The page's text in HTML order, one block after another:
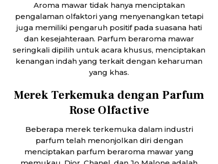
Aroma mawar tidak hanya menciptakan
pengalaman olfaktori yang menyenangkan tetapi
juga memiliki pengaruh positif pada suasana hati
dan kesejahteraan. Parfum beraroma mawar
seringkali dipilih untuk acara khusus, menciptakan
kenangan indah yang terkait dengan keharuman
yang khas.
Merek Terkemuka dengan Parfum
Rose Olfactive
Beberapa merek terkemuka dalam industri
parfum telah menonjolkan diri dengan
menciptakan parfum beraroma mawar yang